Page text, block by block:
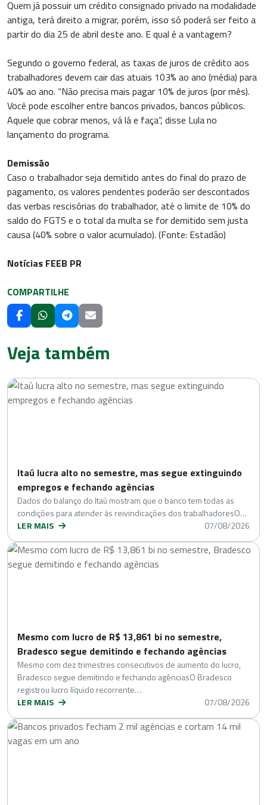
Quem já possuir um crédito consignado privado na modalidade
antiga, terá direito a migrar, porém, isso só poderá ser feito a
partir do dia 25 de abril deste ano. E qual é a vantagem?
Segundo o governo federal, as taxas de juros de crédito aos
trabalhadores devem cair das atuais 103% ao ano (média) para
40% ao ano. “Não precisa mais pagar 10% de juros (por mês).
Você pode escolher entre bancos privados, bancos públicos.
Aquele que cobrar menos, vá lá e faça”, disse Lula no
lançamento do programa.
Demissão
Caso o trabalhador seja demitido antes do final do prazo de
pagamento, os valores pendentes poderão ser descontados
das verbas rescisórias do trabalhador, até o limite de 10% do
saldo do FGTS e o total da multa se for demitido sem justa
causa (40% sobre o valor acumulado). (Fonte: Estadão)
Notícias FEEB PR
COMPARTILHE
Veja também
Itaú lucra alto no semestre, mas segue extinguindo
empregos e fechando agências
Dados do balanço do Itaú mostram que o banco tem todas as
condições para atender às reivindicações dos trabalhadoresO…
LER MAIS
07/08/2026
Mesmo com lucro de R$ 13,861 bi no semestre,
Bradesco segue demitindo e fechando agências
Mesmo com dez trimestres consecutivos de aumento do lucro,
Bradesco segue demitindo e fechando agênciasO Bradesco
registrou lucro líquido recorrente…
LER MAIS
07/08/2026